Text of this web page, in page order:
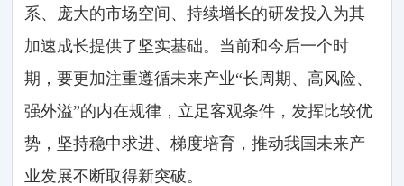
系、庞大的市场空间、持续增长的研发投入为其
加速成长提供了坚实基础。当前和今后一个时
期，要更加注重遵循未来产业“长周期、高风险、
强外溢”的内在规律，立足客观条件，发挥比较优
势，坚持稳中求进、梯度培育，推动我国未来产
业发展不断取得新突破。